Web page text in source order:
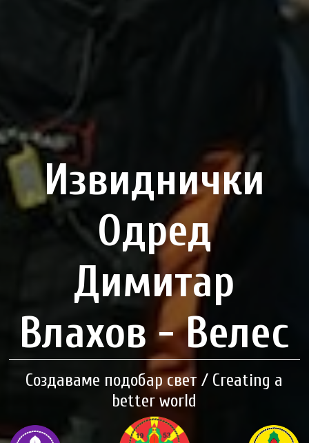
Извиднички
Одред
Димитар
Влахов - Велес
Создаваме подобар свет / Creating a
better world